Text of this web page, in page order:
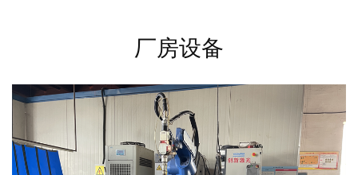
厂房设备